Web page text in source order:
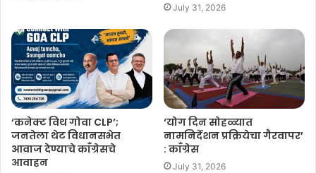
July 31, 2026
‘कनेक्ट विथ गोवा CLP’;
जनतेला थेट विधानसभेत
आवाज देण्याचे काँग्रेसचे
आवाहन
‘योग दिन सोहळ्यात
नामनिर्देशन प्रक्रियेचा गैरवापर’
: काँग्रेस
July 31, 2026